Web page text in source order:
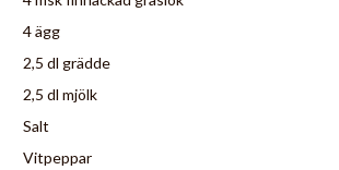
4 ägg
2,5 dl grädde
2,5 dl mjölk
Salt
Vitpeppar